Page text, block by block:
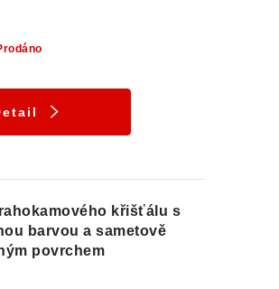
křišťálu s
barvou a sametově
povrchem